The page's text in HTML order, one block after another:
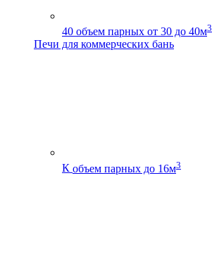
40 объем парных от 30 до 40м3
Печи для коммерческих бань
К объем парных до 16м3